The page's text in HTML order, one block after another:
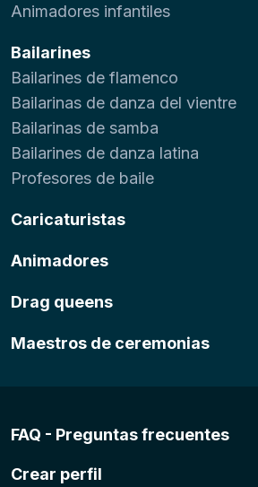
Animadores infantiles
Bailarines
Bailarines de flamenco
Bailarinas de danza del vientre
Bailarinas de samba
Bailarines de danza latina
Profesores de baile
Caricaturistas
Animadores
Drag queens
Maestros de ceremonias
FAQ - Preguntas frecuentes
Crear perfil